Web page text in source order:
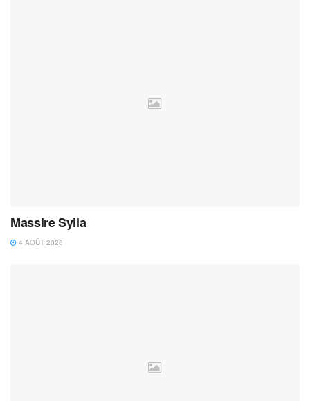
Massire Sylla
4 AOÛT 2026